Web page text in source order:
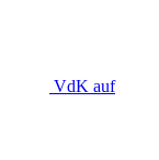
VdK auf